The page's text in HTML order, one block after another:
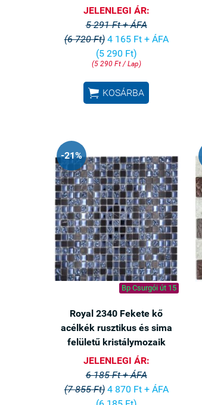
JELENLEGI ÁR:
5 291 Ft + ÁFA
(6 720 Ft) 4 165 Ft + ÁFA
(5 290 Ft)
(5 290 Ft / Lap)
 KOSÁRBA
-21%
Bp Csurgói út 15
Royal 2340 Fekete kő
acélkék rusztikus és sima
felületű kristálymozaik
JELENLEGI ÁR:
6 185 Ft + ÁFA
(7 855 Ft) 4 870 Ft + ÁFA